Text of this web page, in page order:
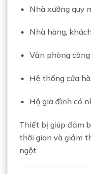
Nhà xưởng quy
Nhà hàng,
Văn phòng
Hệ thống cửa
Hộ gia đình có
Thiết bị giúp đảm
thời gian và giảm
ngột.